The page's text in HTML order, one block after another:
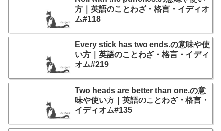
方｜英語のことわざ・格言・イディオ
ム#118
Every stick has two ends.の意味や使
い方｜英語のことわざ・格言・イディ
オム#219
Two heads are better than one.の意
味や使い方｜英語のことわざ・格言・
イディオム#135